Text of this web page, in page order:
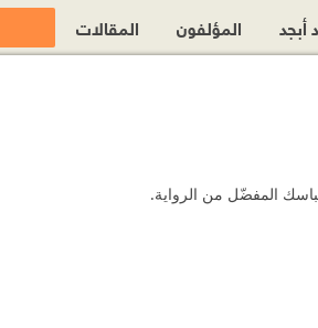
المفضّل من الرواية.
أبجد المؤلفون المقالات